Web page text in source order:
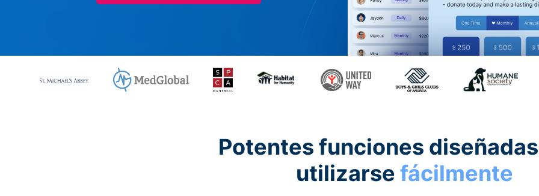
Potentes funciones
utilizarse fácilmente